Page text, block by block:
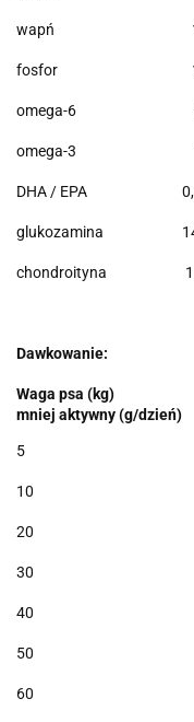
wapń
fosfor
omega-6
omega-3
DHA / EPA 0,4%
glukozamina
chondroityna
Dawkowanie:
Waga psa (kg)
mniej aktywny (g/dzień)
5
10
20
30
40
50
60